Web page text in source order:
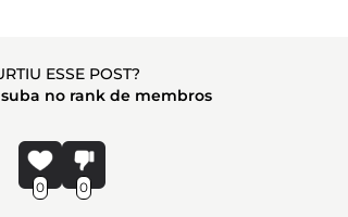
ESSE POST?
no rank de membros
0 0